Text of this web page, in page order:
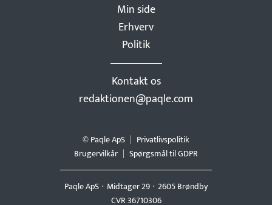
Min side
Erhverv
Politik
Kontakt os
redaktionen@paqle.com
Paqle ApS Midtager 29 2605 Brøndby
CVR 36710306
© Paqle ApS
Privatlivspolitik
Brugervilkår
Spørgsmål til GDPR